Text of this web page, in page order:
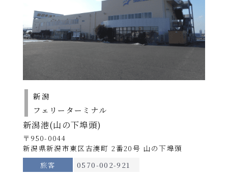
新潟～秋田
所要時間
約7時間
使用船
らいらっく／ゆうかり
・ダイヤを変更する場合がありますので、必ずお問合
せください。
北行き【2026年9月30日出港便まで】
運航日
月～土
翌日05：05着
南行き【2026年9月30日出港便まで】
運航日
秋田発
新潟着
15：30着
北行き【2026年10月1日出港便より】
期
間
A
北行
2026年10月1日～11
月30日
南行
2026
年10
月1日
～11月
間
B
北行
月16日、9月28日～
30日
8月1日
月28日
新潟
フェリーターミナル
新潟港(山の下埠頭)
〒950-0044
新潟県新潟市東区古湊町 2番20号 山の下埠頭
旅客
0570-002-921